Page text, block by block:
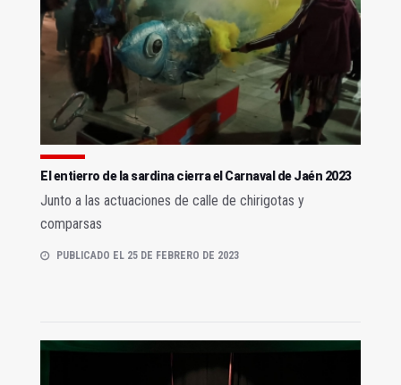
El entierro de la sardina cierra el Carnaval de Jaén 2023
Junto a las actuaciones de calle de chirigotas y
comparsas
PUBLICADO EL 25 DE FEBRERO DE 2023